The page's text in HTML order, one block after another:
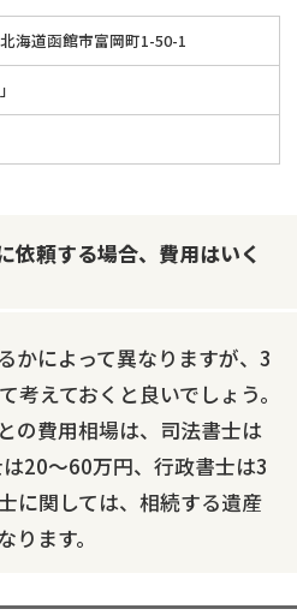
北海道函館市富岡町1-50-1
依頼する場合、費用はいく
かによって異なりますが、3
考えておくと良いでしょう。
の費用相場は、司法書士は
20～60万円、行政書士は3
に関しては、相続する遺産
ます。